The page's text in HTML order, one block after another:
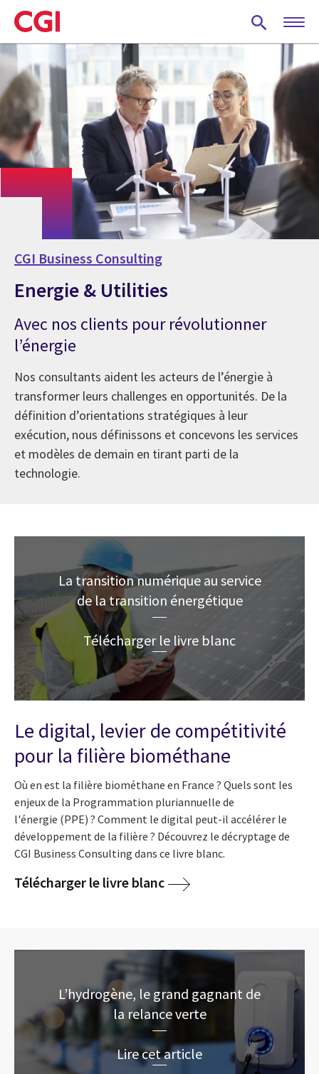
Skip
to
main
content
CGI Business Consulting
Energie & Utilities
Avec nos clients pour révolutionner
l’énergie
Nos consultants aident les acteurs de l’énergie à
transformer leurs challenges en opportunités. De la
définition d’orientations stratégiques à leur
exécution, nous définissons et concevons les services
et modèles de demain en tirant parti de la
technologie.
La transition numérique au service
de la transition énergétique
Télécharger le livre blanc
Le digital, levier de compétitivité
pour la filière biométhane
Où en est la filière biométhane en France ? Quels sont les
enjeux de la Programmation pluriannuelle de
l'énergie (PPE) ? Comment le digital peut-il accélérer le
développement de la filière ? Découvrez le décryptage de
CGI Business Consulting dans ce livre blanc.
Télécharger le livre blanc
L’hydrogène, le grand gagnant de
la relance verte
Lire cet article